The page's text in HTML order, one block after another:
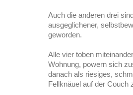
Auch die anderen drei
ausgeglichener,
geworden.
Alle vier toben
Wohnung, powern sich
danach als riesiges,
Fellknäuel auf der Couch